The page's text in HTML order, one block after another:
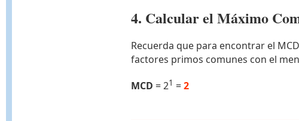
4. Calcular el Máximo
Recuerda que para encontrar el
factores primos comunes con el
MCD = 21 =2